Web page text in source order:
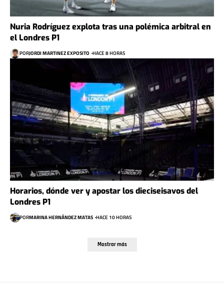
Nuria Rodríguez explota tras una polémica arbitral en
el Londres P1
PORJORDI MARTINEZ EXPOSITO HACE 8 HORAS
Horarios, dónde ver y apostar los dieciseisavos del
Londres P1
PORMARINA HERNÁNDEZ MATAS HACE 10 HORAS
Mostrar más